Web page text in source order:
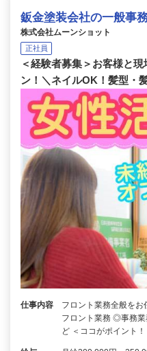
鈑金塗装会社の一般事
株式会社ムーンショット
正社員
＜経験者募集＞お客様と
ン！＼ネイルOK！髪型・
仕事内容
フロント業務全般を
フロント業務 ◎事務
ど ＜ココがポイント